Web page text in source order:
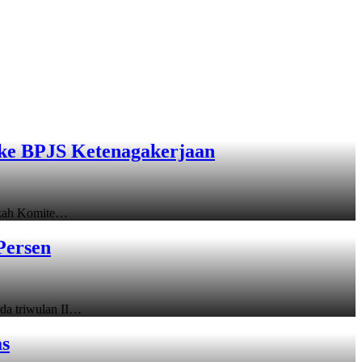
BPJS Ketenagakerjaan
Komite…
triwulan II…